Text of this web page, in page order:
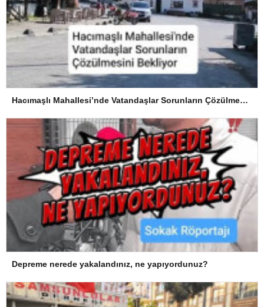
Hacımaşlı Mahallesi’nde Vatandaşlar Sorunların Çözülmesini Bekliyor
Depreme nerede yakalandınız, ne yapıyordunuz?